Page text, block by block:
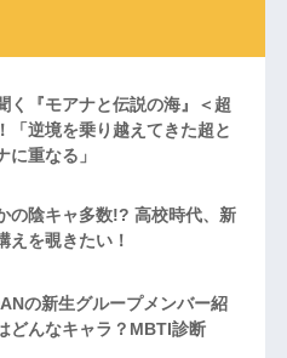
く『モアナと伝説の海』＜超
「逆境を乗り越えてきた超と
に重なる」
の陰キャ多数!? 高校時代、新
えを覗きたい！
の新生グループメンバー紹
どんなキャラ？MBTI診断